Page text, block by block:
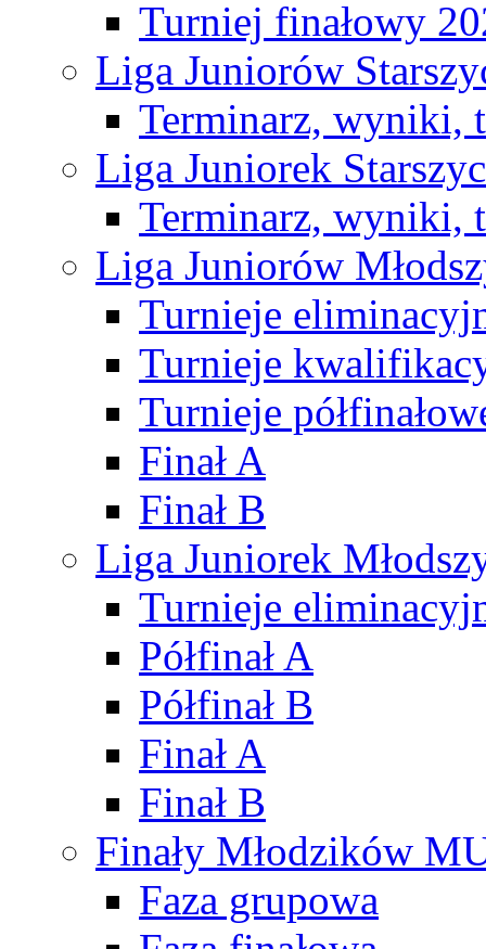
Turniej finałowy
Liga Juniorów
Terminarz, wyniki,
Liga Juniorek
Terminarz, wyniki,
Liga Juniorów
Turnieje
Turnieje
Turnieje
Finał A
Finał B
Liga Juniorek
Turnieje
Półfinał A
Półfinał B
Finał A
Finał B
Finały Młodzików
Faza grupowa